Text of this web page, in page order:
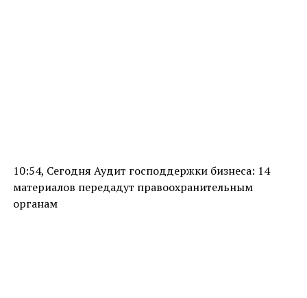
10:54, Сегодня Аудит господдержки бизнеса: 14
материалов передадут правоохранительным
органам